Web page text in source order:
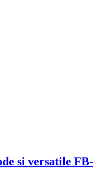
si versatile FB-